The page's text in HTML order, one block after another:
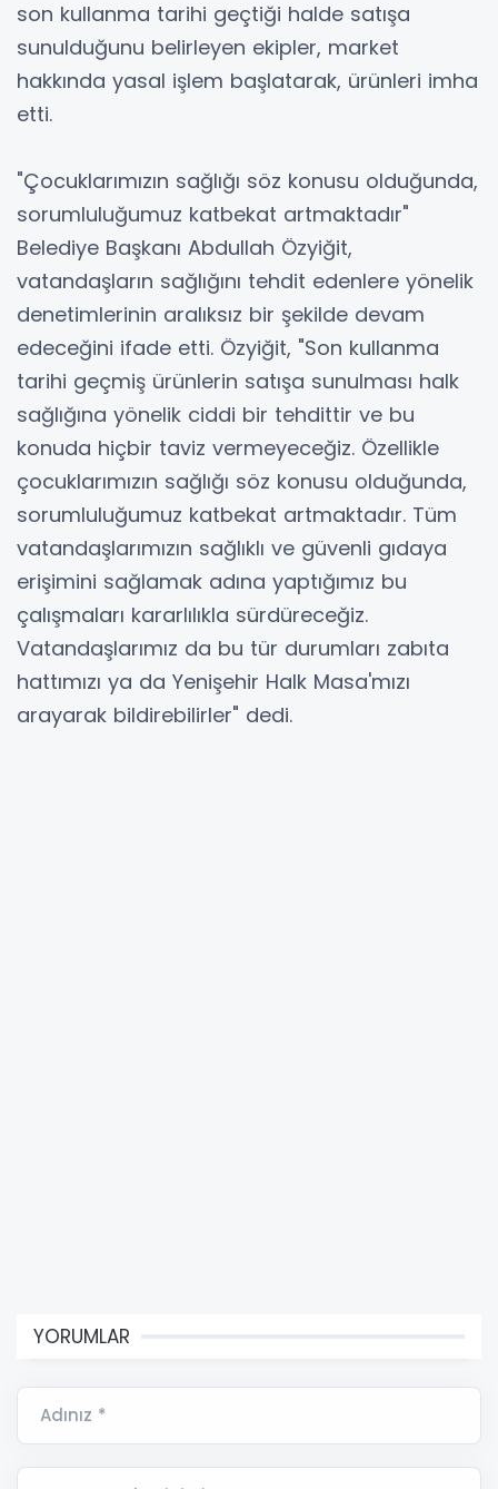
son kullanma tarihi geçtiği halde satışa
sunulduğunu belirleyen ekipler, market
hakkında yasal işlem başlatarak, ürünleri imha
etti.
"Çocuklarımızın sağlığı söz konusu olduğunda,
sorumluluğumuz katbekat artmaktadır"
Belediye Başkanı Abdullah Özyiğit,
vatandaşların sağlığını tehdit edenlere yönelik
denetimlerinin aralıksız bir şekilde devam
edeceğini ifade etti. Özyiğit, "Son kullanma
tarihi geçmiş ürünlerin satışa sunulması halk
sağlığına yönelik ciddi bir tehdittir ve bu
konuda hiçbir taviz vermeyeceğiz. Özellikle
çocuklarımızın sağlığı söz konusu olduğunda,
sorumluluğumuz katbekat artmaktadır. Tüm
vatandaşlarımızın sağlıklı ve güvenli gıdaya
erişimini sağlamak adına yaptığımız bu
çalışmaları kararlılıkla sürdüreceğiz.
Vatandaşlarımız da bu tür durumları zabıta
hattımızı ya da Yenişehir Halk Masa'mızı
arayarak bildirebilirler" dedi.
YORUMLAR
Adınız *